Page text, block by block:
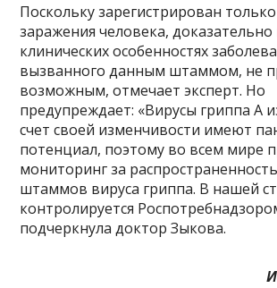
Поскольку зарегистрирован
заражения человека,
клинических особенностях
вызванного данным штаммом, не
возможным, отмечает эксперт. Но
предупреждает: «Вирусы гриппа А
счет своей изменчивости имеют
потенциал, поэтому во всем мире
мониторинг за
штаммов вируса гриппа. В нашей
контролируется
подчеркнула доктор Зыкова.